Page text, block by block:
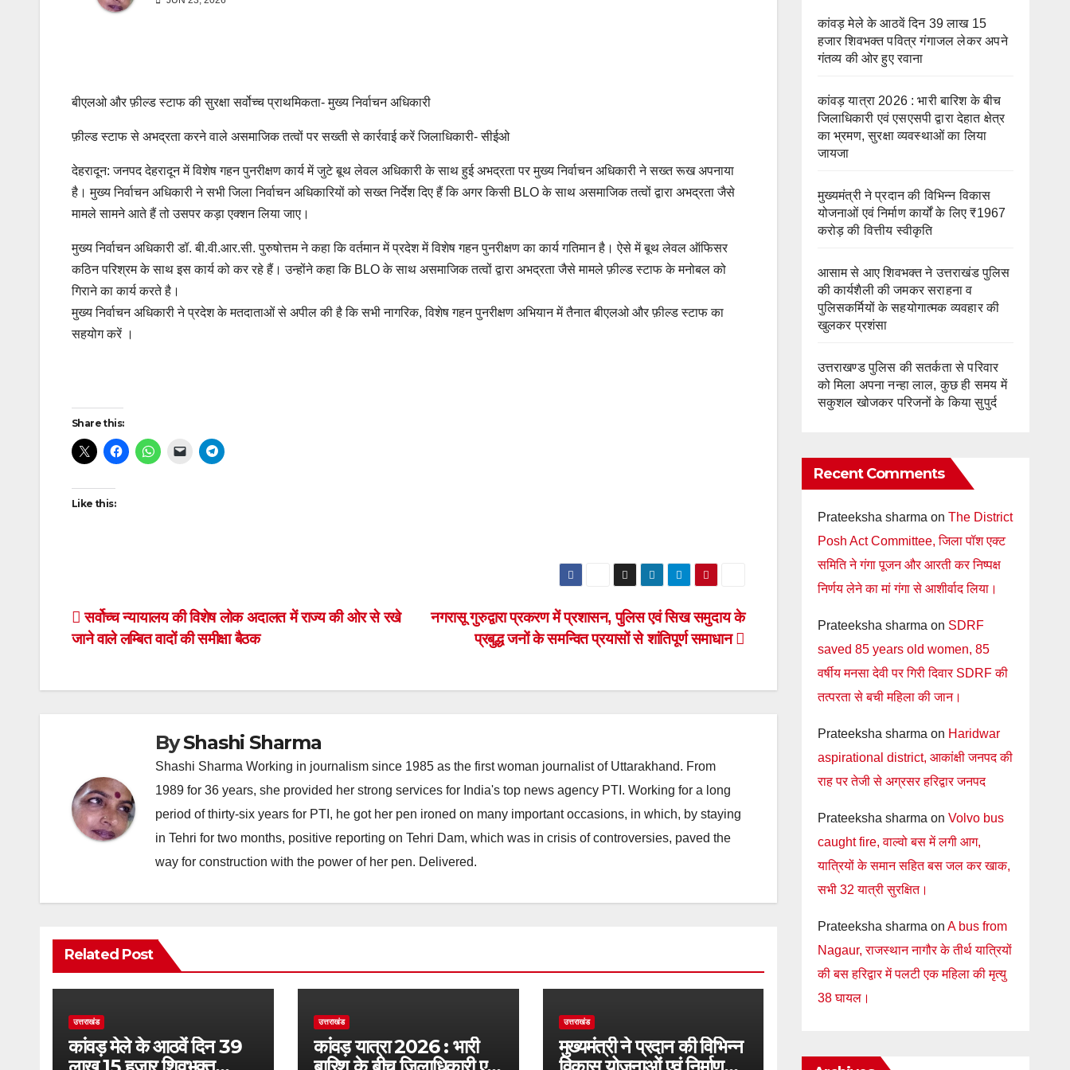
बीएलओ और फ़ील्ड स्टाफ की सुरक्षा सर्वोच्च प्राथमिकता- मुख्य निर्वाचन अधिकारी
फ़ील्ड स्टाफ से अभद्रता करने वाले असमाजिक तत्वों पर सख्ती से कार्रवाई करें जिलाधिकारी- सीईओ
देहरादून: जनपद देहरादून में विशेष गहन पुनरीक्षण कार्य में जुटे बूथ लेवल अधिकारी के साथ हुई अभद्रता पर मुख्य निर्वाचन अधिकारी ने सख्त रूख अपनाया
है। मुख्य निर्वाचन अधिकारी ने सभी जिला निर्वाचन अधिकारियों को सख्त निर्देश दिए हैं कि अगर किसी BLO के साथ असमाजिक तत्वों द्वारा अभद्रता जैसे
मामले सामने आते हैं तो उसपर कड़ा एक्शन लिया जाए।
मुख्य निर्वाचन अधिकारी डॉ. बी.वी.आर.सी. पुरुषोत्तम ने कहा कि वर्तमान में प्रदेश में विशेष गहन पुनरीक्षण का कार्य गतिमान है। ऐसे में बूथ लेवल ऑफिसर
कठिन परिश्रम के साथ इस कार्य को कर रहे हैं। उन्होंने कहा कि BLO के साथ असमाजिक तत्वों द्वारा अभद्रता जैसे मामले फ़ील्ड स्टाफ के मनोबल को
गिराने का कार्य करते है।
मुख्य निर्वाचन अधिकारी ने प्रदेश के मतदाताओं से अपील की है कि सभी नागरिक, विशेष गहन पुनरीक्षण अभियान में तैनात बीएलओ और फ़ील्ड स्टाफ का
सहयोग करें ।
Post
navigation
Share this:
Like this:
Post
नगरासू गुरुद्वारा प्रकरण में प्रशासन, पुलिस एवं सिख समुदाय के
प्रबुद्ध जनों के समन्वित प्रयासों से शांतिपूर्ण समाधान
सर्वोच्च न्यायालय की विशेष लोक अदालत में राज्य की ओर से रखे
जाने वाले लम्बित वादों की समीक्षा बैठक
ByShashi Sharma
Shashi Sharma Working in journalism since 1985 as the first woman journalist of Uttarakhand. From
1989 for 36 years, she provided her strong services for India's top news agency PTI. Working for a long
period of thirty-six years for PTI, he got her pen ironed on many important occasions, in which, by staying
in Tehri for two months, positive reporting on Tehri Dam, which was in crisis of controversies, paved the
way for construction with the power of her pen. Delivered.
Related Post
उत्तराखंड
कांवड़ मेले के आठवें दिन 39
उत्तराखंड
कांवड़ यात्रा 2026 : भारी
उत्तराखंड
मुख्यमंत्री ने प्रदान की विभिन्न
कांवड़ मेले के आठवें दिन 39 लाख 15
हजार शिवभक्त पवित्र गंगाजल लेकर अपने
गंतव्य की ओर हुए रवाना
कांवड़ यात्रा 2026 : भारी बारिश के बीच
जिलाधिकारी एवं एसएसपी द्वारा देहात क्षेत्र
का भ्रमण, सुरक्षा व्यवस्थाओं का लिया
जायजा
मुख्यमंत्री ने प्रदान की विभिन्न विकास
योजनाओं एवं निर्माण कार्यों के लिए ₹1967
करोड़ की वित्तीय स्वीकृति
आसाम से आए शिवभक्त ने उत्तराखंड पुलिस
की कार्यशैली की जमकर सराहना व
पुलिसकर्मियों के सहयोगात्मक व्यवहार की
खुलकर प्रशंसा
उत्तराखण्ड पुलिस की सतर्कता से परिवार
को मिला अपना नन्हा लाल, कुछ ही समय में
सकुशल खोजकर परिजनों के किया सुपुर्द
Recent Comments
Prateeksha sharma on The District
Posh Act Committee, जिला पॉश एक्ट
समिति ने गंगा पूजन और आरती कर निष्पक्ष
निर्णय लेने का मां गंगा से आशीर्वाद लिया।
Prateeksha sharma on SDRF
saved 85 years old women, 85
वर्षीय मनसा देवी पर गिरी दिवार SDRF की
तत्परता से बची महिला की जान।
Prateeksha sharma on Haridwar
aspirational district, आकांक्षी जनपद की
राह पर तेजी से अग्रसर हरिद्वार जनपद
Prateeksha sharma on Volvo bus
caught fire, वाल्वो बस में लगी आग,
यात्रियों के समान सहित बस जल कर खाक,
सभी 32 यात्री सुरक्षित।
Prateeksha sharma on A bus from
Nagaur, राजस्थान नागौर के तीर्थ यात्रियों
की बस हरिद्वार में पलटी एक महिला की मृत्यु
38 घायल।